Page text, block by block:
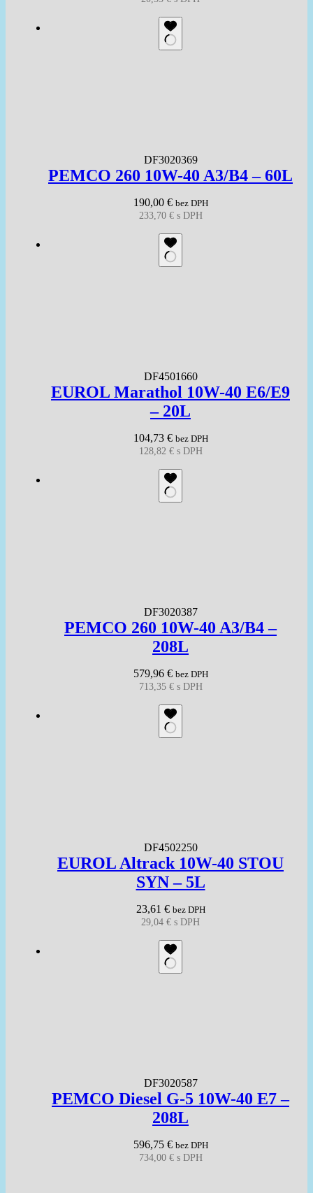
DF3020369
PEMCO 260 10W-40 A3/B4 – 60L
190,00 € bez DPH
233,70 €s DPH
DF4501660
EUROL Marathol 10W-40 E6/E9
– 20L
104,73 € bez DPH
128,82 €s DPH
DF3020387
PEMCO 260 10W-40 A3/B4 –
208L
579,96 € bez DPH
713,35 €s DPH
DF4502250
EUROL Altrack 10W-40 STOU
SYN – 5L
23,61 € bez DPH
29,04 € s DPH
DF3020587
PEMCO Diesel G-5 10W-40 E7 –
208L
596,75 € bez DPH
734,00 €s DPH